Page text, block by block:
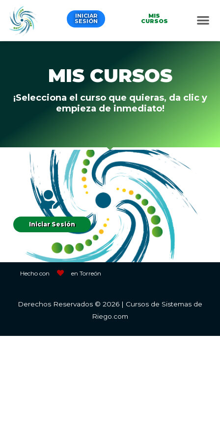
contenido
INICIAR
SESIÓN
MIS
CURSOS
MIS CURSOS
¡Selecciona el curso que quieras, da clic y
empieza de inmediato!
Iniciar Sesión
Hecho con en Torreón
Derechos Reservados © 2026 | Cursos de Sistemas de
Riego.com